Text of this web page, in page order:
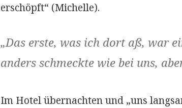
erschöpft“ (Michelle).
„Das erste, was ich dort aß, war
anders schmeckte wie bei uns,
Im Hotel übernachten und „uns